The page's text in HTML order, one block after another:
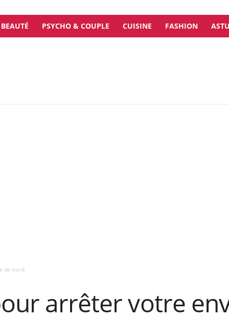
BEAUTÉ PSYCHO & COUPLE CUISINE FASHION
de sucré
arrêter votre